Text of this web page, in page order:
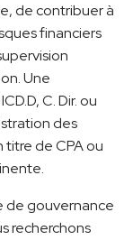
de contribuer à
financiers
Une
C. Dir. ou
des
de CPA ou
de gouvernance
recherchons